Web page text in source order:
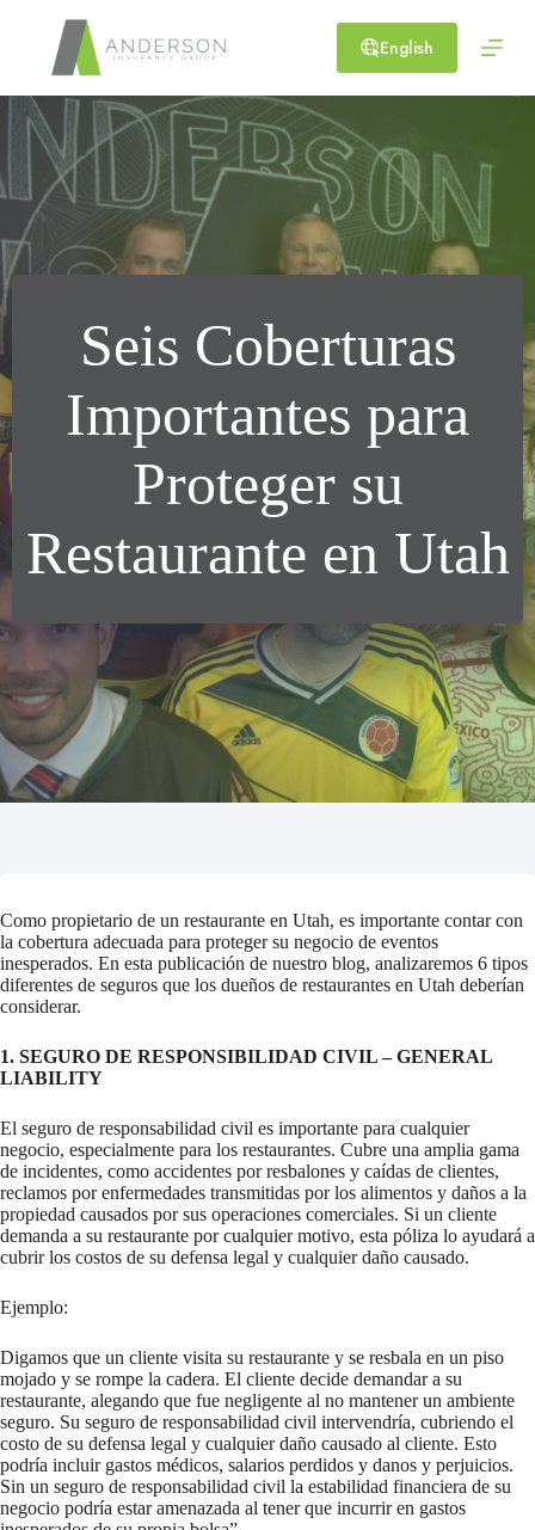
English
Seis Coberturas
Importantes para
Proteger su
Restaurante en Utah
Como propietario de un restaurante en Utah, es importante contar con
la cobertura adecuada para proteger su negocio de eventos
inesperados. En esta publicación de nuestro blog, analizaremos 6 tipos
diferentes de seguros que los dueños de restaurantes en Utah deberían
considerar.
1. SEGURO DE RESPONSIBILIDAD CIVIL – GENERAL
LIABILITY
El seguro de responsabilidad civil es importante para cualquier
negocio, especialmente para los restaurantes. Cubre una amplia gama
de incidentes, como accidentes por resbalones y caídas de clientes,
reclamos por enfermedades transmitidas por los alimentos y daños a la
propiedad causados por sus operaciones comerciales. Si un cliente
demanda a su restaurante por cualquier motivo, esta póliza lo ayudará a
cubrir los costos de su defensa legal y cualquier daño causado.
Ejemplo:
Digamos que un cliente visita su restaurante y se resbala en un piso
mojado y se rompe la cadera. El cliente decide demandar a su
restaurante, alegando que fue negligente al no mantener un ambiente
seguro. Su seguro de responsabilidad civil intervendría, cubriendo el
costo de su defensa legal y cualquier daño causado al cliente. Esto
podría incluir gastos médicos, salarios perdidos y danos y perjuicios.
Sin un seguro de responsabilidad civil la estabilidad financiera de su
negocio podría estar amenazada al tener que incurrir en gastos